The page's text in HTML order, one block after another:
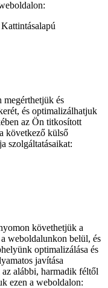
megérthetjük és
és optimalizálhatjuk
az Ön titkosított
következő külső
szolgáltatásaikat:
követhetjük a
weboldalunkon belül, és
optimalizálása és
javítása
alábbi, harmadik féltől
ezen a weboldalon: